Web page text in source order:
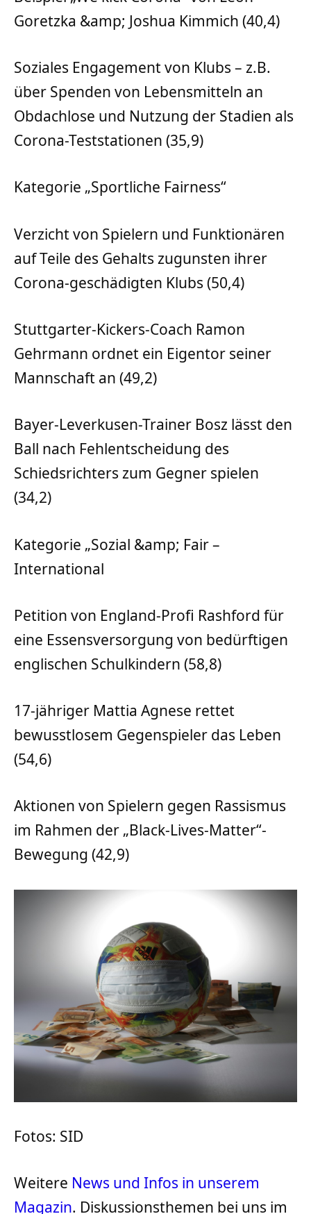
Goretzka &amp; Joshua Kimmich (40,4)
Soziales Engagement von Klubs – z.B.
über Spenden von Lebensmitteln an
Obdachlose und Nutzung der Stadien als
Corona-Teststationen (35,9)
Kategorie „Sportliche Fairness“
Verzicht von Spielern und Funktionären
auf Teile des Gehalts zugunsten ihrer
Corona-geschädigten Klubs (50,4)
Stuttgarter-Kickers-Coach Ramon
Gehrmann ordnet ein Eigentor seiner
Mannschaft an (49,2)
Bayer-Leverkusen-Trainer Bosz lässt den
Ball nach Fehlentscheidung des
Schiedsrichters zum Gegner spielen
(34,2)
Kategorie „Sozial &amp; Fair –
International
Petition von England-Profi Rashford für
eine Essensversorgung von bedürftigen
englischen Schulkindern (58,8)
17-jähriger Mattia Agnese rettet
bewusstlosem Gegenspieler das Leben
(54,6)
Aktionen von Spielern gegen Rassismus
im Rahmen der „Black-Lives-Matter“-
Bewegung (42,9)
Fotos: SID
Weitere News und Infos in unserem
Magazin. Diskussionsthemen bei uns im